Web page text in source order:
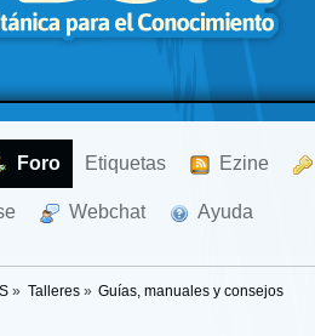
Foro Etiquetas Ezine
Webchat Ayuda
» Talleres» Guías, manuales y consejos